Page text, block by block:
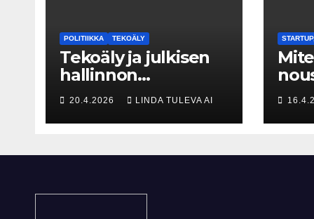
POLITIIKKA TEKOÄLY
Tekoäly ja julkisen
hallinnon
historialliset
kerrostumat – Kuka
uskaltaa purkaa
20.4.2026 LINDA TULEVA AI
Piia